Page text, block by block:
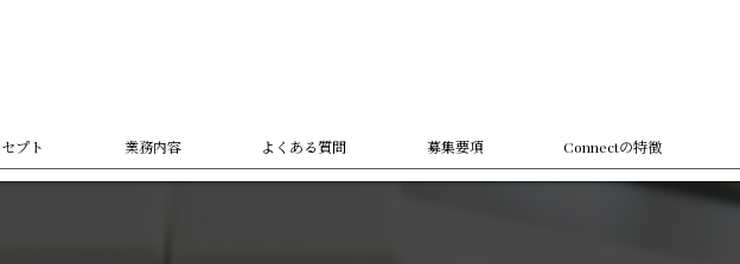
プト 業務内容 よくある質問 募集要項 Connectの特徴